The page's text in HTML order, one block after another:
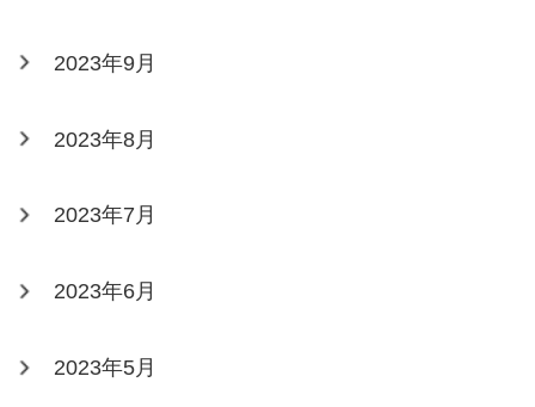
2023年9月
2023年8月
2023年7月
2023年6月
2023年5月